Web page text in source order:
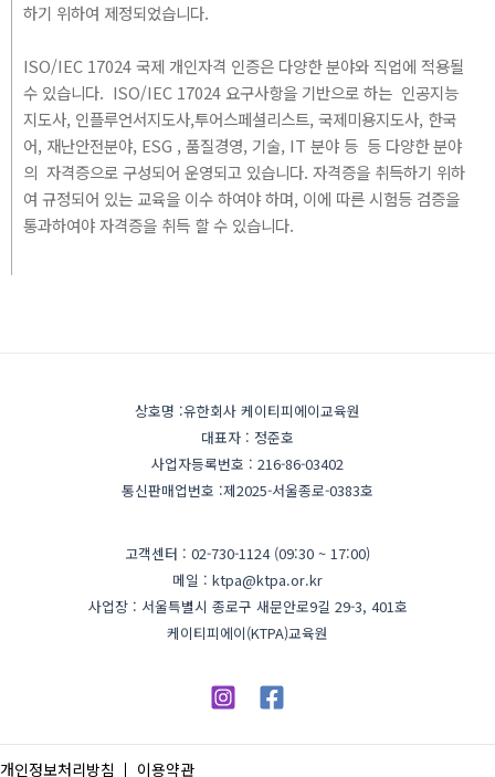
하기 위하여 제정되었습니다.
ISO/IEC 17024 국제 개인자격 인증은 다양한 분야와 직업에 적용될
수 있습니다. ISO/IEC 17024 요구사항을 기반으로 하는 인공지능
지도사, 인플루언서지도사,투어스페셜리스트, 국제미용지도사, 한국
어, 재난안전분야, ESG , 품질경영, 기술, IT 분야 등 등 다양한 분야
의 자격증으로 구성되어 운영되고 있습니다. 자격증을 취득하기 위하
여 규정되어 있는 교육을 이수 하여야 하며, 이에 따른 시험등 검증을
통과하여야 자격증을 취득 할 수 있습니다.
상호명 :유한회사 케이티피에이교육원
대표자 : 정준호
사업자등록번호 : 216-86-03402
통신판매업번호 :제2025-서울종로-0383호
고객센터 : 02-730-1124 (09:30 ~ 17:00)
메일 : ktpa@ktpa.or.kr
사업장 : 서울특별시 종로구 새문안로9길 29-3, 401호
케이티피에이(KTPA)교육원
개인정보처리방침 이용약관